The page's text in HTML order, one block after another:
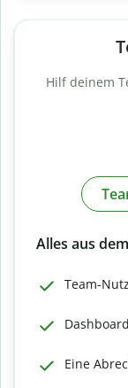
Hilf deinem
Alles aus
Team-
Eine